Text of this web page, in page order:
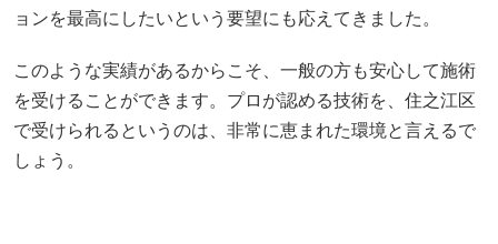
ョンを最高にしたいという要望にも応えてきました。
このような実績があるからこそ、一般の方も安心して施術
を受けることができます。プロが認める技術を、住之江区
で受けられるというのは、非常に恵まれた環境と言えるで
しょう。